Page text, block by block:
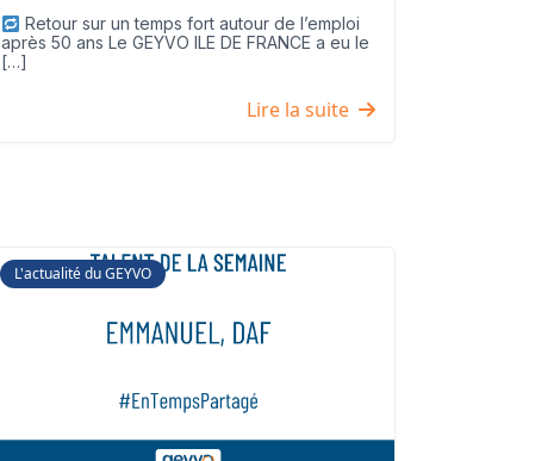
Retour sur un temps fort autour de l’emploi
après 50 ans Le GEYVO ILE DE FRANCE a eu le
[…]
Lire la suite
L'actualité du GEYVO